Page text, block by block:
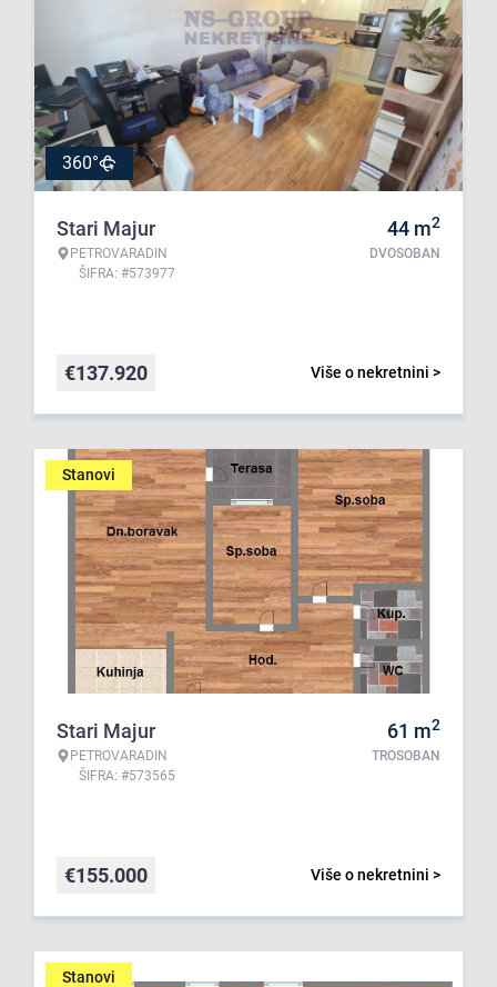
360°
Stari Majur
PETROVARADIN
ŠIFRA: #573977
44 m2
DVOSOBAN
Više o nekretnini >
€137.920
Stanovi
Stari Majur
PETROVARADIN
ŠIFRA: #573565
61 m2
TROSOBAN
Više o nekretnini >
€155.000
Stanovi